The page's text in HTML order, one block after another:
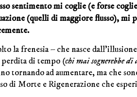
sentimento mi coglie (e forse
(quelli di maggiore flusso), mi
la frenesia – che nasce
perdita di tempo (chi mai sognerebbe di
tornando ad aumentare, ma che
di Morte e Rigenerazione che